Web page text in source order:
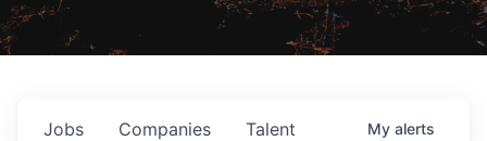
Jobs Companies Talent My alerts